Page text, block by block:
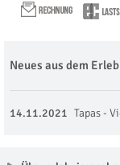
Neues aus dem
14.11.2021 Tapas -